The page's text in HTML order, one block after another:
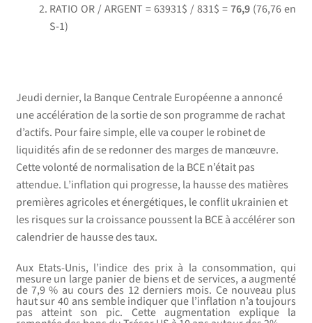
RATIO OR / ARGENT = 63931$ / 831$ =76,9 (76,76 en
S-1)
Jeudi dernier, la Banque Centrale Européenne a annoncé
une accélération de la sortie de son programme de rachat
d’actifs. Pour faire simple, elle va couper le robinet de
liquidités afin de se redonner des marges de manœuvre.
Cette volonté de normalisation de la BCE n’était pas
attendue. L’inflation qui progresse, la hausse des matières
premières agricoles et énergétiques, le conflit ukrainien et
les risques sur la croissance poussent la BCE à accélérer son
calendrier de hausse des taux.
Aux Etats-Unis, l’indice des prix à la consommation, qui
mesure un large panier de biens et de services, a augmenté
de 7,9 % au cours des 12 derniers mois. Ce nouveau plus
haut sur 40 ans semble indiquer que l’inflation n’a toujours
pas atteint son pic. Cette augmentation explique la